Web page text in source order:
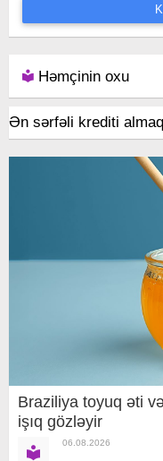
Həmçinin oxu
Ən sərfəli krediti
Braziliya toyuq əti
işıq gözləyir
06.08.2026